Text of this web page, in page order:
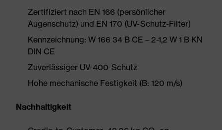
Zertifiziert nach EN 166 (persönlicher
Augenschutz) und EN 170 (UV-Schutz-Filter)
Kennzeichnung: W 166 34 B CE – 2-1,2 W 1 B KN
DIN CE
Zuverlässiger UV-400-Schutz
Hohe mechanische Festigkeit (B: 120 m/s)
Nachhaltigkeit